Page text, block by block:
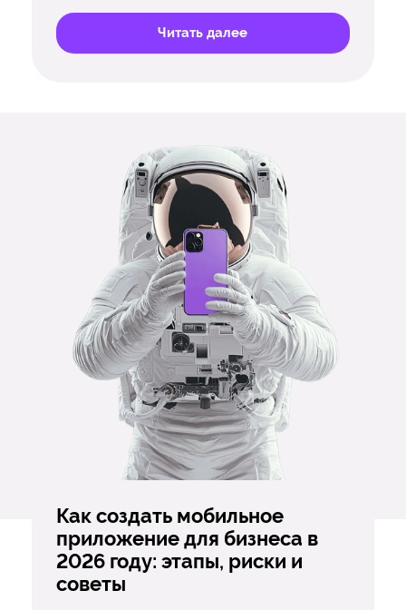
Читать далее
Как создать мобильное
приложение для бизнеса в
2026 году: этапы, риски и
советы